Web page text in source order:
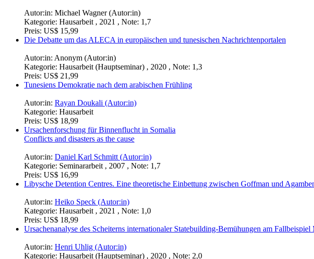
Autor:in: Michael Wagner (Autor:in)
Kategorie: Hausarbeit , 2021 , Note: 1,7
Preis: US$ 15,99
Die Debatte um das ALECA in europäischen und tunesischen Nachrichtenportalen
Autor:in: Anonym (Autor:in)
Kategorie: Hausarbeit (Hauptseminar) , 2020 , Note: 1,3
Preis: US$ 21,99
Tunesiens Demokratie nach dem arabischen Frühling
Autor:in: Rayan Doukali (Autor:in)
Kategorie: Hausarbeit
Preis: US$ 18,99
Ursachenforschung für Binnenflucht in Somalia
Conflicts and disasters as the cause
Autor:in: Daniel Karl Schmitt (Autor:in)
Kategorie: Seminararbeit , 2007 , Note: 1,7
Preis: US$ 16,99
Libysche Detention Centres. Eine theoretische Einbettung zwischen Goffman und
Autor:in: Heiko Speck (Autor:in)
Kategorie: Hausarbeit , 2021 , Note: 1,0
Preis: US$ 18,99
Ursachenanalyse des Scheiterns internationaler Statebuilding-Bemühungen am Fallbeispiel
Autor:in: Henri Uhlig (Autor:in)
Kategorie: Hausarbeit (Hauptseminar) , 2020 , Note: 2,0